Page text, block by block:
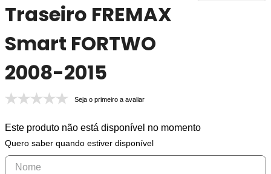
Traseiro FREMAX
Smart FORTWO
2008-2015
Seja o primeiro a avaliar
Este produto não está disponível no momento
Quero saber quando estiver disponível